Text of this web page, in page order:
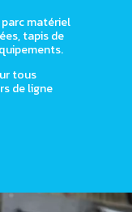
parc matériel
tapis de
tous
de ligne